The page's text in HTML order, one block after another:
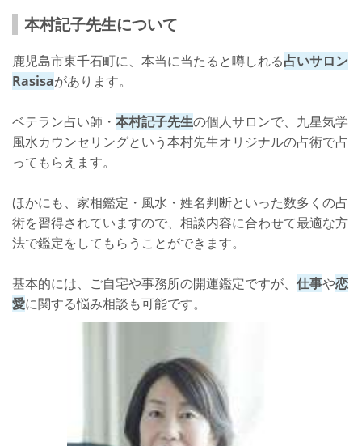
本村記子先生について
鹿児島市東千石町に、本当に当たると噂しれる占いサロン
Rasisaがあります。
ベテラン占い師・ 本村記子先生の個人サロンで、九星気学
風水カウンセリングという本村先生オリジナルの占術で占
ってもらえます。
ほかにも、家相鑑定・風水・姓名判断といった数多くの占
術を習得されていますので、相談内容に合わせて最適な方
法で鑑定をしてもらうことができます。
基本的には、ご自宅や事務所の開運鑑定ですが、 仕事や恋
愛に関する悩み相談も可能です。